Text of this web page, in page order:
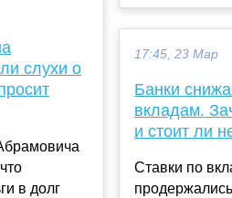
слухи о
в долг
17:45, 23 Мар
Банки
вкладам.
и стоит ли
Ставки по